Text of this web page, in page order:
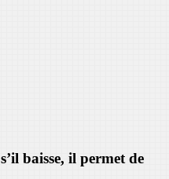
baisse, il permet de